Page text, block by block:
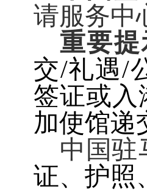
请服务中
重要
交/礼遇/
签证或入
加使馆递
中国驻
证、护照